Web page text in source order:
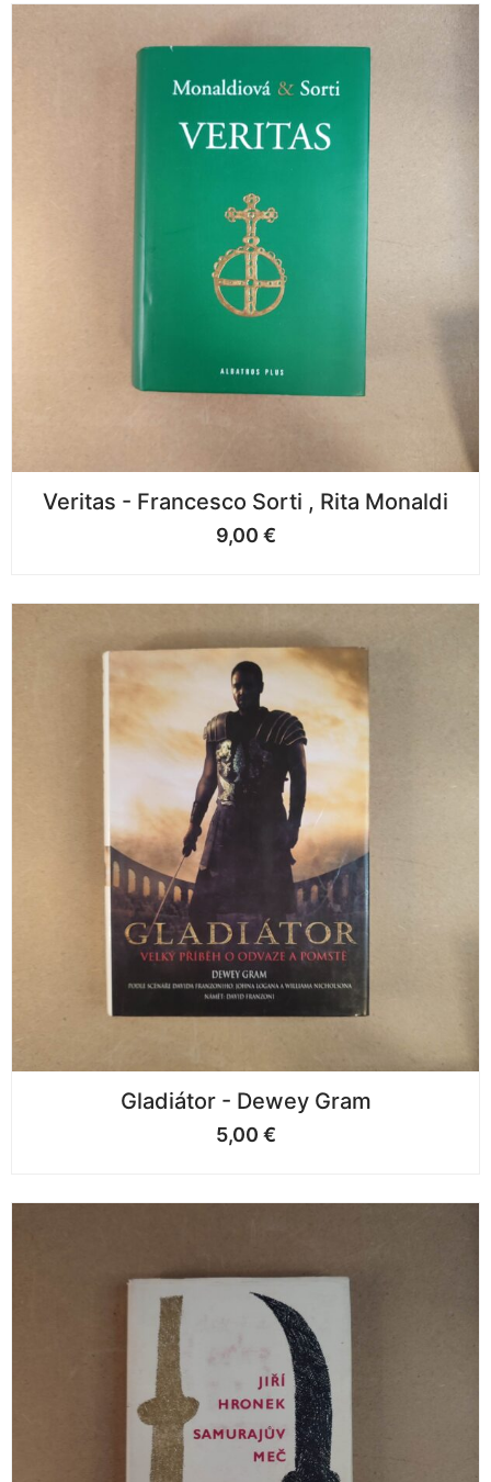
Veritas - Francesco Sorti , Rita Monaldi
9,00 €
Gladiátor - Dewey Gram
5,00 €